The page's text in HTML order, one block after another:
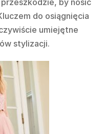
by nosić
do osiągnięcia
umiejętne
stylizacji.